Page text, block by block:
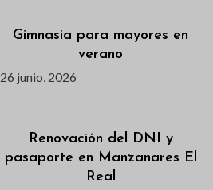
Gimnasia para mayores en
verano
26 junio, 2026
Renovación del DNI y
pasaporte en Manzanares El
Real